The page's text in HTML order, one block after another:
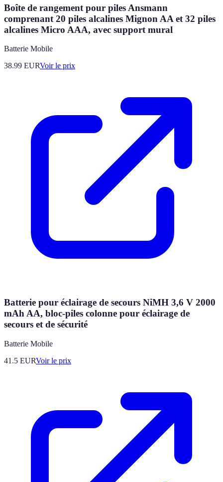
Boîte de rangement pour piles Ansmann
comprenant 20 piles alcalines Mignon AA et 32 piles
alcalines Micro AAA, avec support mural
Batterie Mobile
38.99 EURVoir le prix
Batterie pour éclairage de secours NiMH 3,6 V 2000
mAh AA, bloc-piles colonne pour éclairage de
secours et de sécurité
Batterie Mobile
41.5 EURVoir le prix